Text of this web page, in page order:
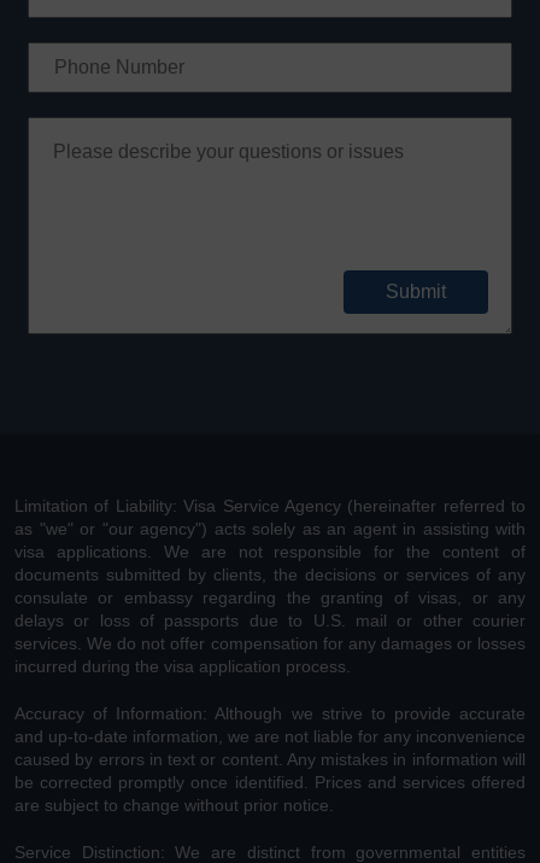
Limitation of Liability: Visa Service Agency (hereinafter referred to
as "we" or "our agency") acts solely as an agent in assisting with
visa applications. We are not responsible for the content of
documents submitted by clients, the decisions or services of any
consulate or embassy regarding the granting of visas, or any
delays or loss of passports due to U.S. mail or other courier
services. We do not offer compensation for any damages or losses
incurred during the visa application process.
Accuracy of Information: Although we strive to provide accurate
and up-to-date information, we are not liable for any inconvenience
caused by errors in text or content. Any mistakes in information will
be corrected promptly once identified. Prices and services offered
are subject to change without prior notice.
Service Distinction: We are distinct from governmental entities